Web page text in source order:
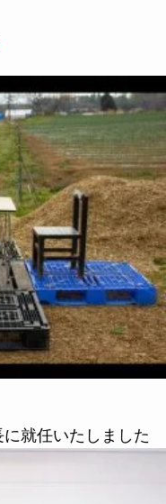
に就任いたしました